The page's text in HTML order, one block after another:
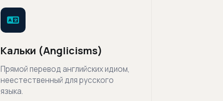
Кальки (Anglicisms)
Прямой перевод английских идиом,
неестественный для русского
языка.